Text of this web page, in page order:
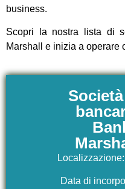
business.
Scopri la nostra lista di
Marshall e inizia a operare
Localizzazione:
Data di